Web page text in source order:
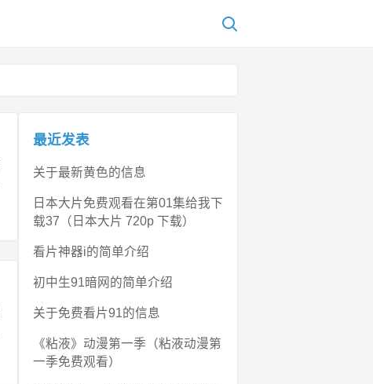
最近发表
关于最新黄色的信息
日本大片免费观看在第01集给我下
载37（日本大片 720p 下载）
看片神器i的简单介绍
初中生91暗网的简单介绍
关于免费看片91的信息
《粘液》动漫第一季（粘液动漫第
一季免费观看）